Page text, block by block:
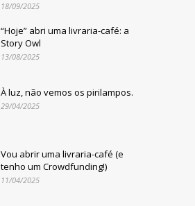
18/09/2025
“Hoje” abri uma livraria-café: a
Story Owl
13/08/2025
À luz, não vemos os pirilampos.
29/04/2025
Vou abrir uma livraria-café (e
tenho um Crowdfunding!)
11/04/2025